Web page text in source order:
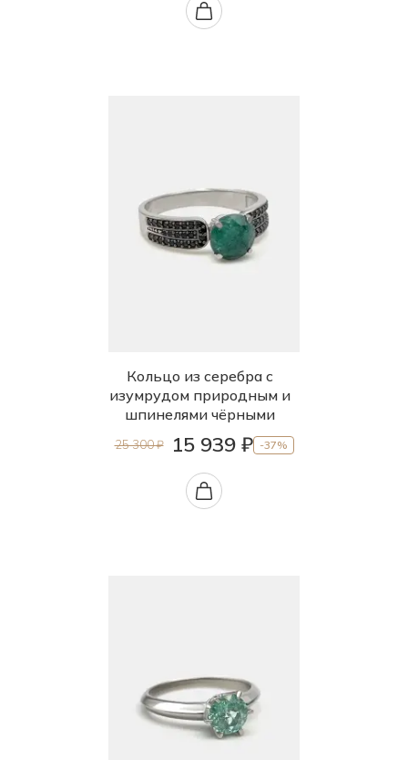
Кольцо из серебра с
изумрудом природным и
шпинелями чёрными
25 300 ₽ 15 939 ₽ -37%